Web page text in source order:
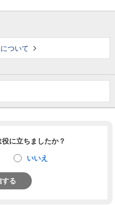
ついて
に立ちましたか？
いいえ
する